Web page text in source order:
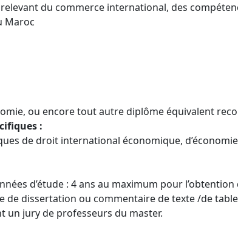
du commerce international, des
Maroc
ou encore tout autre diplôme équivalent
:
de droit international économique,
d’étude : 4 ans au maximum pour l’obtention
de dissertation ou commentaire de texte /de
un jury de professeurs du master.